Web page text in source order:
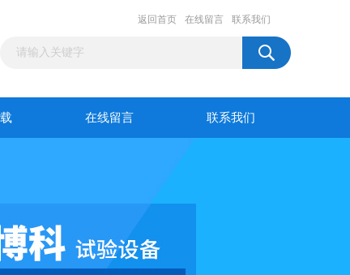
返回首页 在线留言 联系我们
在线留言 联系我们